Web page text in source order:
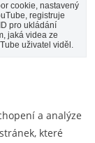
cookie, nastavený
registruje
pro ukládání
jaká videa ze
uživatel viděl.
a analýze
které